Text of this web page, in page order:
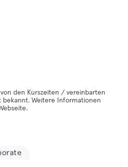
den Kurszeiten / vereinbarten
bekannt. Weitere Informationen